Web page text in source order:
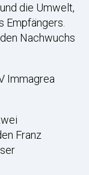
die Umwelt,
Empfängers.
Nachwuchs
Immagrea
Franz